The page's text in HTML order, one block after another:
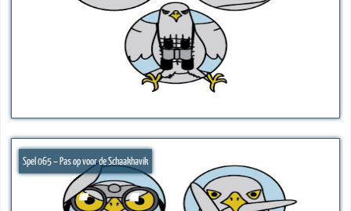
Spel 065 – Pas op voor de Schaakhavik